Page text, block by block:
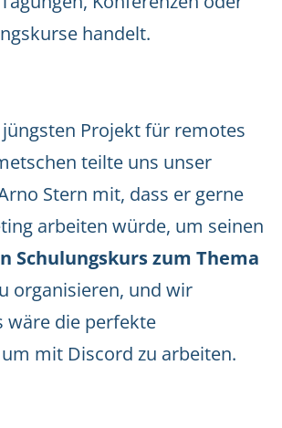
handelt.
Projekt für remotes
teilte uns unser
Stern mit, dass er gerne
arbeiten würde, um seinen
Schulungskurs zum Thema
organisieren, und wir
wäre die perfekte
mit Discord zu arbeiten.